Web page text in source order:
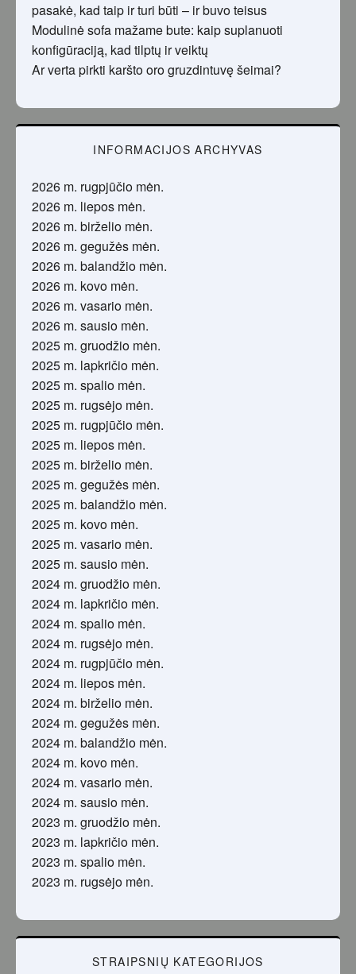
pasakė, kad taip ir turi būti – ir buvo teisus
Modulinė sofa mažame bute: kaip suplanuoti
konfigūraciją, kad tilptų ir veiktų
Ar verta pirkti karšto oro gruzdintuvę šeimai?
INFORMACIJOS ARCHYVAS
2026 m. rugpjūčio mėn.
2026 m. liepos mėn.
2026 m. birželio mėn.
2026 m. gegužės mėn.
2026 m. balandžio mėn.
2026 m. kovo mėn.
2026 m. vasario mėn.
2026 m. sausio mėn.
2025 m. gruodžio mėn.
2025 m. lapkričio mėn.
2025 m. spalio mėn.
2025 m. rugsėjo mėn.
2025 m. rugpjūčio mėn.
2025 m. liepos mėn.
2025 m. birželio mėn.
2025 m. gegužės mėn.
2025 m. balandžio mėn.
2025 m. kovo mėn.
2025 m. vasario mėn.
2025 m. sausio mėn.
2024 m. gruodžio mėn.
2024 m. lapkričio mėn.
2024 m. spalio mėn.
2024 m. rugsėjo mėn.
2024 m. rugpjūčio mėn.
2024 m. liepos mėn.
2024 m. birželio mėn.
2024 m. gegužės mėn.
2024 m. balandžio mėn.
2024 m. kovo mėn.
2024 m. vasario mėn.
2024 m. sausio mėn.
2023 m. gruodžio mėn.
2023 m. lapkričio mėn.
2023 m. spalio mėn.
2023 m. rugsėjo mėn.
STRAIPSNIŲ KATEGORIJOS